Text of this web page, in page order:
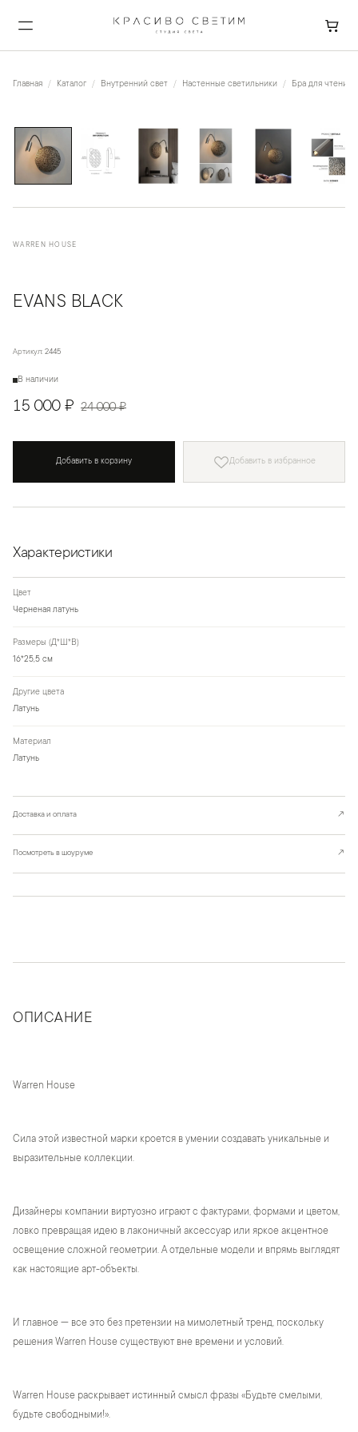
Главная Каталог Внутренний свет Настенные светильники Бра для чтения
WARREN HOUSE
EVANS BLACK
Артикул: 2445
В наличии
15 000 ₽ 24 000 ₽
Добавить в корзину Добавить в избранное
Характеристики
Цвет
Черненая латунь
Размеры (Д*Ш*В)
16*25,5 см
Другие цвета
Латунь
Материал
Латунь
Доставка и оплата ↗
Посмотреть в шоуруме ↗
ОПИСАНИЕ
Warren House
Сила этой известной марки кроется в умении создавать уникальные и
выразительные коллекции.
Дизайнеры компании виртуозно играют с фактурами, формами и цветом,
ловко превращая идею в лаконичный аксессуар или яркое акцентное
освещение сложной геометрии. А отдельные модели и впрямь выглядят
как настоящие арт-объекты.
И главное — все это без претензии на мимолетный тренд, поскольку
решения Warren House существуют вне времени и условий.
Warren House раскрывает истинный смысл фразы «Будьте смелыми,
будьте свободными!».